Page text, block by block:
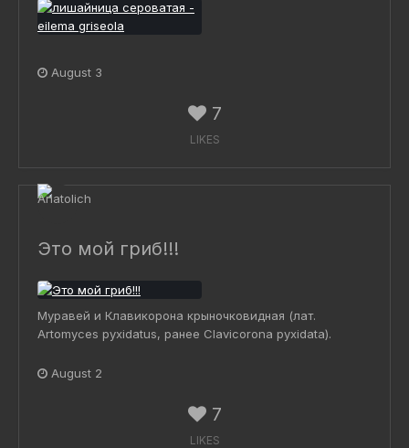
August 3
7
LIKES
Это мой гриб!!!
Муравей и Клавикорона крыночковидная (лат.
Artomyces pyxidatus, ранее Clavicorona pyxidata).
August 2
7
LIKES